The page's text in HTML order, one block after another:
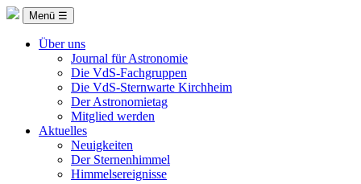
Menü ☰
Über uns
Journal für Astronomie
Die VdS-Fachgruppen
Die VdS-Sternwarte Kirchheim
Der Astronomietag
Mitglied werden
Aktuelles
Neuigkeiten
Der Sternenhimmel
Himmelsereignisse